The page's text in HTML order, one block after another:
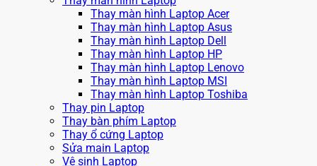
Thay màn hình Laptop Acer
Thay màn hình Laptop Asus
Thay màn hình Laptop Dell
Thay màn hình Laptop HP
Thay màn hình Laptop Lenovo
Thay màn hình Laptop MSI
Thay màn hình Laptop Toshiba
Thay pin Laptop
Thay bàn phím Laptop
Thay ổ cứng Laptop
Sửa main Laptop
Vệ sinh Laptop